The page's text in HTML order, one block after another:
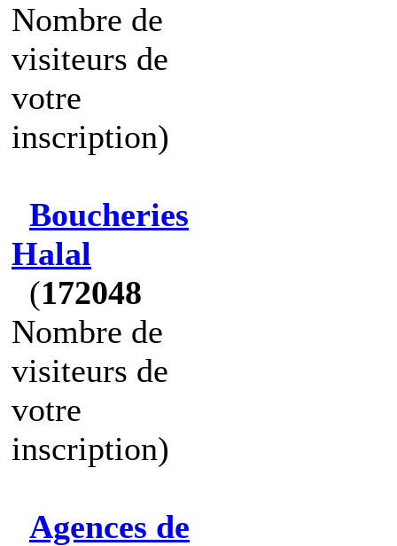
Nombre de
visiteurs de
votre
inscription)
Boucheries
Halal
(172048
Nombre de
visiteurs de
votre
inscription)
Agences de